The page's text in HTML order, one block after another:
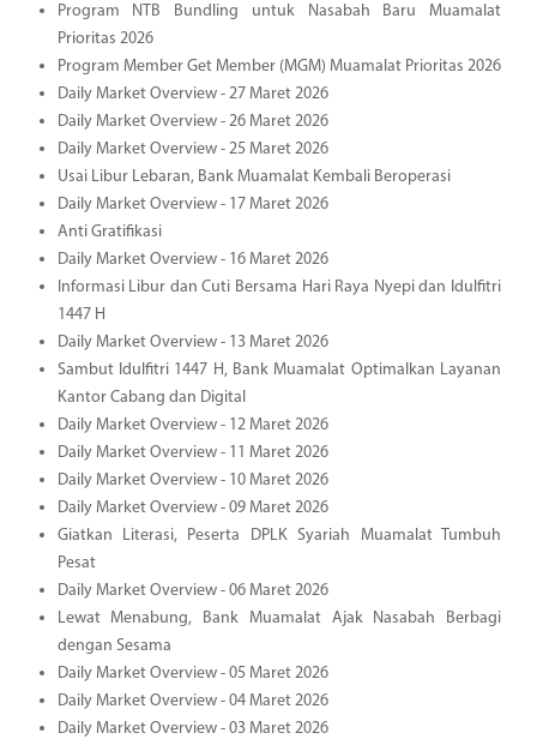
Program NTB Bundling untuk Nasabah Baru Muamalat
Prioritas 2026
Program Member Get Member (MGM) Muamalat Prioritas 2026
Daily Market Overview - 27 Maret 2026
Daily Market Overview - 26 Maret 2026
Daily Market Overview - 25 Maret 2026
Usai Libur Lebaran, Bank Muamalat Kembali Beroperasi
Daily Market Overview - 17 Maret 2026
Anti Gratifikasi
Daily Market Overview - 16 Maret 2026
Informasi Libur dan Cuti Bersama Hari Raya Nyepi dan Idulfitri
1447 H
Daily Market Overview - 13 Maret 2026
Sambut Idulfitri 1447 H, Bank Muamalat Optimalkan Layanan
Kantor Cabang dan Digital
Daily Market Overview - 12 Maret 2026
Daily Market Overview - 11 Maret 2026
Daily Market Overview - 10 Maret 2026
Daily Market Overview - 09 Maret 2026
Giatkan Literasi, Peserta DPLK Syariah Muamalat Tumbuh
Pesat
Daily Market Overview - 06 Maret 2026
Lewat Menabung, Bank Muamalat Ajak Nasabah Berbagi
dengan Sesama
Daily Market Overview - 05 Maret 2026
Daily Market Overview - 04 Maret 2026
Daily Market Overview - 03 Maret 2026